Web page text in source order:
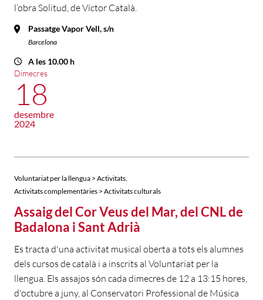
l’obra Solitud, de Víctor Català.
Passatge Vapor Vell, s/n
Barcelona
A les 10.00 h
Dimecres
18
desembre
2024
Voluntariat per la llengua > Activitats
Activitats complementàries > Activitats culturals
Assaig del Cor Veus del Mar, del CNL de
Badalona i Sant Adrià
Es tracta d'una activitat musical oberta a tots els alumnes
dels cursos de català i a inscrits al Voluntariat per la
llengua. Els assajos són cada dimecres de 12 a 13:15 hores,
d'octubre a juny, al Conservatori Professional de Música